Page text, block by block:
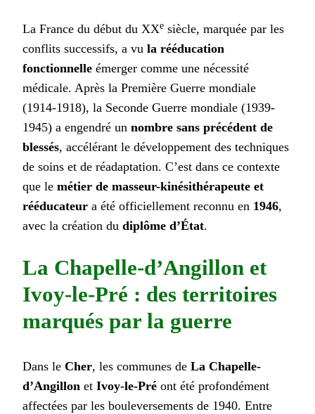
La France du début du XXe siècle, marquée par les
conflits successifs, a vu la rééducation
fonctionnelle émerger comme une nécessité
médicale. Après la Première Guerre mondiale
(1914-1918), la Seconde Guerre mondiale (1939-
1945) a engendré un nombre sans précédent de
blessés, accélérant le développement des techniques
de soins et de réadaptation. C’est dans ce contexte
que le métier de masseur-kinésithérapeute et
rééducateur a été officiellement reconnu en 1946,
avec la création du diplôme d’État.
La Chapelle-d’Angillon et
Ivoy-le-Pré : des territoires
marqués par la guerre
Dans le Cher, les communes de La Chapelle-
d’Angillon et Ivoy-le-Pré ont été profondément
affectées par les bouleversements de 1940. Entre